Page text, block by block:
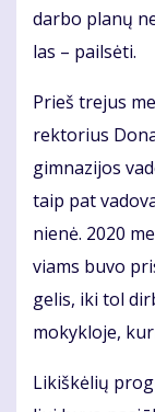
dar­bo pla­nų
las – pail­sė­ti.
Prieš tre­jus
rek­to­rius
gim­na­zi­jos
taip pat
nie­nė. 2020
viams bu­vo
ge­lis, iki tol
mo­kyk­lo­je,
Li­kiš­kė­lių